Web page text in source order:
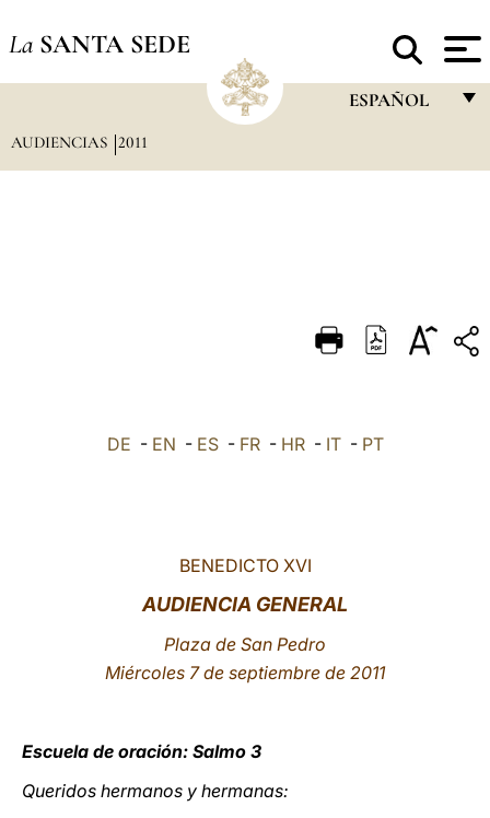
La SANTA SEDE
ESPAÑOL
DEUTSCH
العربيّة
AUDIENCIAS 2011
DE - EN - ES- FR- HR- IT- PT
BENEDICTO XVI
AUDIENCIA GENERAL
Plaza de San Pedro
Miércoles 7 de septiembre de 2011
Escuela de oración: Salmo 3
Queridos hermanos y hermanas: